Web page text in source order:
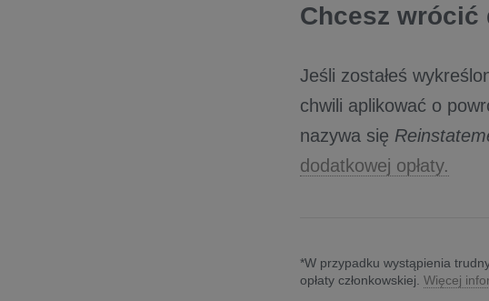
Chcesz wrócić
Jeśli zostałeś
chwili aplikować o
nazywa się
dodatkowej opłaty.
*W przypadku wystąpienia
opłaty członkowskiej. Więcej